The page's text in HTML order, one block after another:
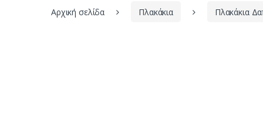
Αρχική σελίδα Πλακάκια Πλακάκια